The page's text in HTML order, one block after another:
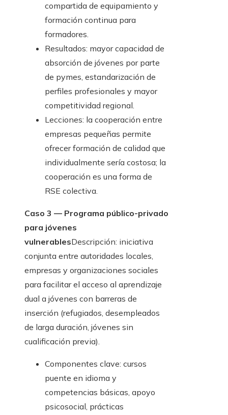
compartida de equipamiento y
formación continua para
formadores.
Resultados: mayor capacidad de
absorción de jóvenes por parte
de pymes, estandarización de
perfiles profesionales y mayor
competitividad regional.
Lecciones: la cooperación entre
empresas pequeñas permite
ofrecer formación de calidad que
individualmente sería costosa; la
cooperación es una forma de
RSE colectiva.
Caso 3 — Programa público-privado
para jóvenes
vulnerablesDescripción: iniciativa
conjunta entre autoridades locales,
empresas y organizaciones sociales
para facilitar el acceso al aprendizaje
dual a jóvenes con barreras de
inserción (refugiados, desempleados
de larga duración, jóvenes sin
cualificación previa).
Componentes clave: cursos
puente en idioma y
competencias básicas, apoyo
psicosocial, prácticas